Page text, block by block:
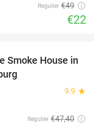
Regulier €49
€22
37%
Smoke House in
9.9 star
Regulier €47,40